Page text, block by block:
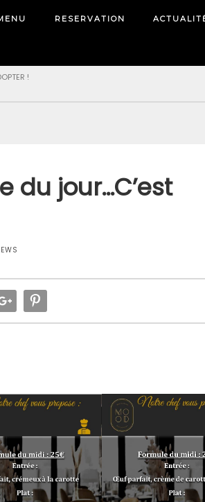
RESERVATION
!
du jour…C’est